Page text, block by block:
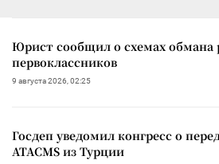
Юрист сообщил о схемах обмана
первоклассников
9 августа 2026, 02:25
Госдеп уведомил конгресс о
ATACMS из Турции